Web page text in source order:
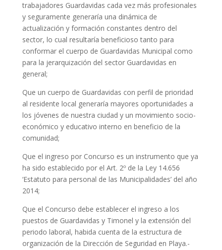
trabajadores Guardavidas cada vez más profesionales
y seguramente generaría una dinámica de
actualización y formación constantes dentro del
sector, lo cual resultaría beneficioso tanto para
conformar el cuerpo de Guardavidas Municipal como
para la jerarquización del sector Guardavidas en
general;
Que un cuerpo de Guardavidas con perfil de prioridad
al residente local generaría mayores oportunidades a
los jóvenes de nuestra ciudad y un movimiento socio-
económico y educativo interno en beneficio de la
comunidad;
Que el ingreso por Concurso es un instrumento que ya
ha sido establecido por el Art. 2º de la Ley 14.656
‘Estatuto para personal de las Municipalidades’ del año
2014;
Que el Concurso debe establecer el ingreso a los
puestos de Guardavidas y Timonel y la extensión del
periodo laboral, habida cuenta de la estructura de
organización de la Dirección de Seguridad en Playa.-